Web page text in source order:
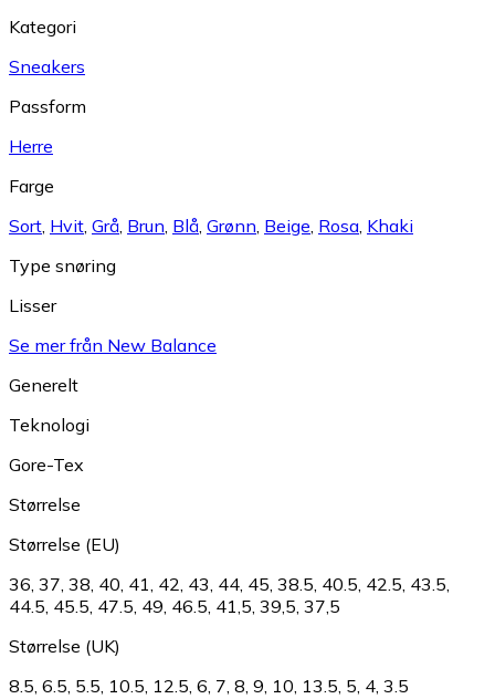
Kategori
Sneakers
Passform
Herre
Farge
Sort, Hvit, Grå, Brun, Blå, Grønn, Beige, Rosa, Khaki
Type snøring
Lisser
Se mer från New Balance
Generelt
Teknologi
Gore-Tex
Størrelse
Størrelse (EU)
36, 37, 38, 40, 41, 42, 43, 44, 45, 38.5, 40.5, 42.5, 43.5,
44.5, 45.5, 47.5, 49, 46.5, 41,5, 39,5, 37,5
Størrelse (UK)
8.5, 6.5, 5.5, 10.5, 12.5, 6, 7, 8, 9, 10, 13.5, 5, 4, 3.5